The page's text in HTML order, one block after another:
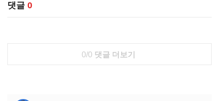
댓글 0
0/0 댓글 더보기